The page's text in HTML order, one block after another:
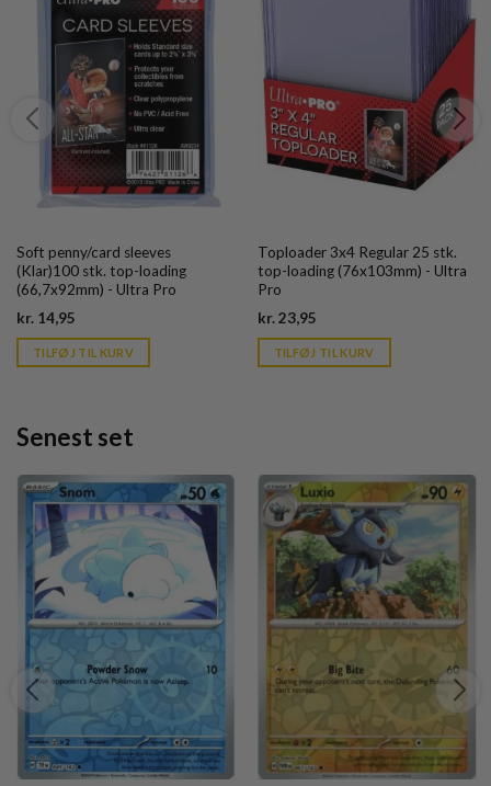
Soft penny/card sleeves
(Klar)100 stk. top-loading
(66,7x92mm) - Ultra Pro
kr. 14,95
is:
kr. 39,95.
TILFØJ TIL KURV
Toploader 3x4 Regular 25 stk.
top-loading (76x103mm) - Ultra
Pro
kr.23,95Current
is:
kr. 39,95.
TILFØJ TIL KURV
Senest set